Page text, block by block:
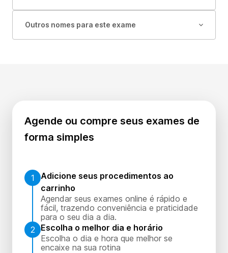
Outros nomes para este exame
Agende ou compre seus exames de
forma simples
1
Adicione seus procedimentos ao
carrinho
Agendar seus exames online é rápido e
fácil, trazendo conveniência e praticidade
para o seu dia a dia.
2
Escolha o melhor dia e horário
Escolha o dia e hora que melhor se
encaixe na sua rotina